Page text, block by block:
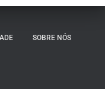
SOBRE NÓS